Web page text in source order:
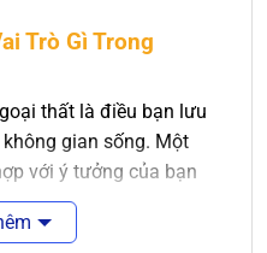
Trò Gì Trong
thất là điều bạn lưu
gian sống. Một
với ý tưởng của bạn
hơn nếu không gian
chiếu rọi.